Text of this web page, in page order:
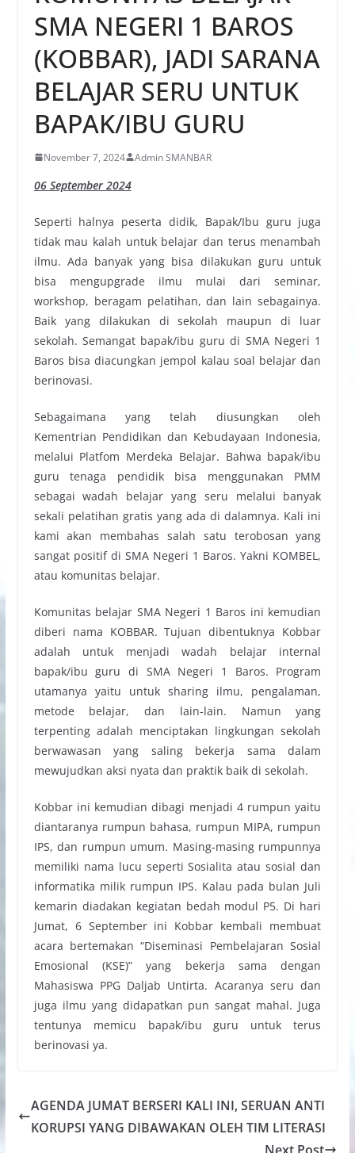
SMA NEGERI 1 BAROS
(KOBBAR), JADI SARANA
BELAJAR SERU UNTUK
BAPAK/IBU GURU
November 7, 2024 Admin SMANBAR
06 September 2024
Seperti halnya peserta didik, Bapak/Ibu guru juga
tidak mau kalah untuk belajar dan terus menambah
ilmu. Ada banyak yang bisa dilakukan guru untuk
bisa mengupgrade ilmu mulai dari seminar,
workshop, beragam pelatihan, dan lain sebagainya.
Baik yang dilakukan di sekolah maupun di luar
sekolah. Semangat bapak/ibu guru di SMA Negeri 1
Baros bisa diacungkan jempol kalau soal belajar dan
berinovasi.
Sebagaimana yang telah diusungkan oleh
Kementrian Pendidikan dan Kebudayaan Indonesia,
melalui Platfom Merdeka Belajar. Bahwa bapak/ibu
guru tenaga pendidik bisa menggunakan PMM
sebagai wadah belajar yang seru melalui banyak
sekali pelatihan gratis yang ada di dalamnya. Kali ini
kami akan membahas salah satu terobosan yang
sangat positif di SMA Negeri 1 Baros. Yakni KOMBEL,
atau komunitas belajar.
Komunitas belajar SMA Negeri 1 Baros ini kemudian
diberi nama KOBBAR. Tujuan dibentuknya Kobbar
adalah untuk menjadi wadah belajar internal
bapak/ibu guru di SMA Negeri 1 Baros. Program
utamanya yaitu untuk sharing ilmu, pengalaman,
metode belajar, dan lain-lain. Namun yang
terpenting adalah menciptakan lingkungan sekolah
berwawasan yang saling bekerja sama dalam
mewujudkan aksi nyata dan praktik baik di sekolah.
Kobbar ini kemudian dibagi menjadi 4 rumpun yaitu
diantaranya rumpun bahasa, rumpun MIPA, rumpun
IPS, dan rumpun umum. Masing-masing rumpunnya
memiliki nama lucu seperti Sosialita atau sosial dan
informatika milik rumpun IPS. Kalau pada bulan Juli
kemarin diadakan kegiatan bedah modul P5. Di hari
Jumat, 6 September ini Kobbar kembali membuat
acara bertemakan “Diseminasi Pembelajaran Sosial
Emosional (KSE)” yang bekerja sama dengan
Mahasiswa PPG Daljab Untirta. Acaranya seru dan
juga ilmu yang didapatkan pun sangat mahal. Juga
tentunya memicu bapak/ibu guru untuk terus
berinovasi ya.
AGENDA JUMAT BERSERI KALI INI, SERUAN ANTI
KORUPSI YANG DIBAWAKAN OLEH TIM LITERASI